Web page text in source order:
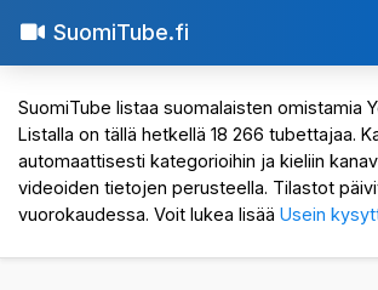
SuomiTube.fi
SuomiTube listaa suomalaisten omistamia
Listalla on tällä hetkellä 18 266 tubettajaa.
automaattisesti kategorioihin ja kieliin
videoiden tietojen perusteella. Tilastot
vuorokaudessa. Voit lukea lisää Usein